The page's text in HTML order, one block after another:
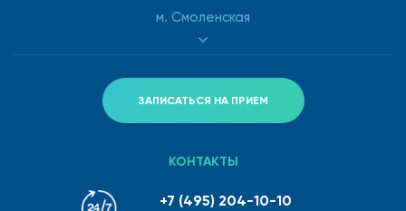
м. Смоленская
ЗАПИСАТЬСЯ НА ПРИЕМ
КОНТАКТЫ
+7 (495) 204-10-10